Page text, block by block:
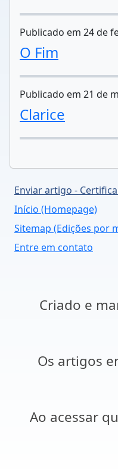
Publicado em 24 de
O Fim
Publicado em 21 de
Clarice
Enviar artigo -
Início (Homepage)
Sitemap (Edições por
Entre em contato
Criado e
Os artigos
Ao acessar